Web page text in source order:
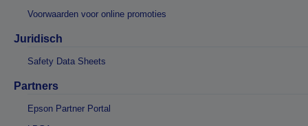
Voorwaarden voor online promoties
Juridisch
Safety Data Sheets
Partners
Epson Partner Portal